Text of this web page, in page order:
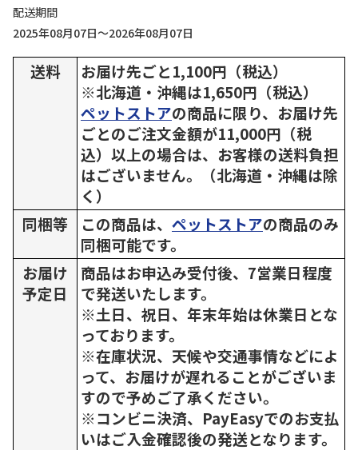
配送期間
2025年08月07日～2026年08月07日
送料
お届け先ごと1,100円（税込）
※北海道・沖縄は1,650円（税込）
ペットストアの商品に限り、お届け先
ごとのご注文金額が11,000円（税
込）以上の場合は、お客様の送料負担
はございません。（北海道・沖縄は除
く）
同梱等
この商品は、 ペットストアの商品のみ
同梱可能です。
お届け
予定日
商品はお申込み受付後、7営業日程度
で発送いたします。
※土日、祝日、年末年始は休業日とな
っております。
※在庫状況、天候や交通事情などによ
って、お届けが遅れることがございま
すので予めご了承ください。
※コンビニ決済、PayEasyでのお支払
いはご入金確認後の発送となります。